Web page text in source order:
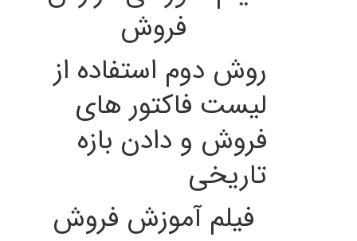
فروش
روش دوم استفاده از
لیست فاکتور های
فروش و دادن بازه
تاریخی
فیلم آموزش فروش